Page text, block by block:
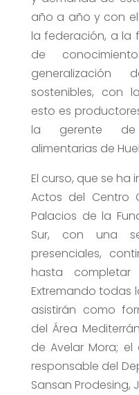
año a año y con
la federación, a la
de
generalización
sostenibles, con
esto es
la gerente de
alimentarias de
El curso, que se ha
Actos del Centro
Palacios de la
Sur, con una
presenciales,
hasta completar
Extremando todas
asistirán como
del Área
de Avelar Mora;
responsable del
Sansan Prodesing,